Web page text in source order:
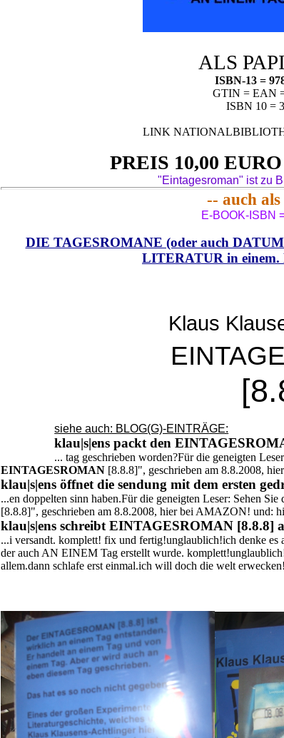
ALS
ISBN-13 =
GTIN = EAN
ISBN 10 =
LINK
PREIS 10,00
"Eintagesroman" ist zu
-- auch
E-BOOK-ISBN
DIE TAGESROMANE (oder auch
LITERATUR in einem.
Klaus
siehe auch: BLOG(G)-EINTRÄGE:
klau|s|ens packt den
... tag geschrieben worden?Für die geneigten
EINTAGESROMAN [8.8.8]", geschrieben am 8.8.2008,
klau|s|ens öffnet die sendung mit dem ersten
...en doppelten sinn haben.Für die geneigten Leser: Sehen
[8.8.8]", geschrieben am 8.8.2008, hier bei AMAZON! und:
klau|s|ens schreibt EINTAGESROMAN [8.8.8]
...i versandt. komplett! fix und fertig!unglaublich!ich denke es
der auch AN EINEM Tag erstellt wurde.
allem.dann schlafe erst einmal.ich will doch die welt